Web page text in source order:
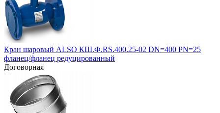
Кран шаровый ALSO КШ.Ф.RS.400.25-02 DN=400 PN=25
фланец/фланец редуцированный
Договорная